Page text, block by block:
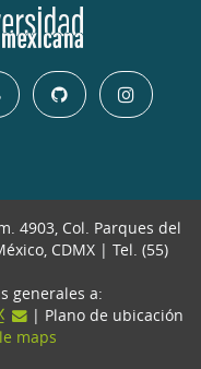
4903, Col. Parques del
CDMX | Tel. (55)
generales a:
| Plano de ubicación
maps